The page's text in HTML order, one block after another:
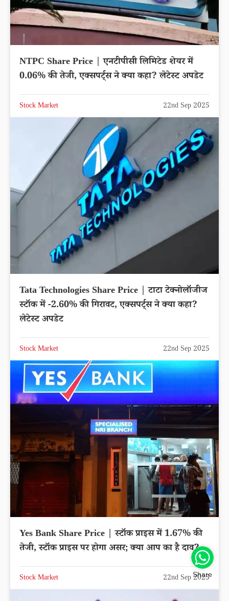
NTPC Share Price | एनटीपीसी लिमिटेड शेयर में
0.06% की तेजी, एक्सपर्ट्स ने क्या कहा? लेटेस्ट अपडेट
Stock Market 22nd Sep 2025
Tata Technologies Share Price | टाटा टेक्नोलॉजीज
स्टॉक में -2.60% की गिरावट, एक्सपर्ट्स ने क्या कहा?
लेटेस्ट अपडेट
Stock Market 22nd Sep 2025
Yes Bank Share Price | स्टॉक प्राइस में 1.67% की
तेजी, स्टॉक प्राइस पर होगा असर; क्या आप का है दाव?
Stock Market 22nd Sep 2025
Share